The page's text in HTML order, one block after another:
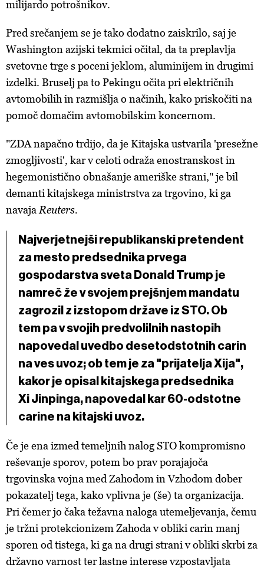
milijardo potrošnikov.
Pred srečanjem se je tako dodatno zaiskrilo, saj je
Washington azijski tekmici očital, da ta preplavlja
svetovne trge s poceni jeklom, aluminijem in drugimi
izdelki. Bruselj pa to Pekingu očita pri električnih
avtomobilih in razmišlja o načinih, kako priskočiti na
pomoč domačim avtomobilskim koncernom.
"ZDA napačno trdijo, da je Kitajska ustvarila 'presežne
zmogljivosti', kar v celoti odraža enostranskost in
hegemonistično obnašanje ameriške strani," je bil
demanti kitajskega ministrstva za trgovino, ki ga
navaja Reuters.
Najverjetnejši republikanski pretendent
za mesto predsednika prvega
gospodarstva sveta Donald Trump je
namreč že v svojem prejšnjem mandatu
zagrozil z izstopom države iz STO. Ob
tem pa v svojih predvolilnih nastopih
napovedal uvedbo desetodstotnih carin
na ves uvoz; ob tem je za "prijatelja Xija",
kakor je opisal kitajskega predsednika
Xi Jinpinga, napovedal kar 60-odstotne
carine na kitajski uvoz.
Če je ena izmed temeljnih nalog STO kompromisno
reševanje sporov, potem bo prav porajajoča
trgovinska vojna med Zahodom in Vzhodom dober
pokazatelj tega, kako vplivna je (še) ta organizacija.
Pri čemer jo čaka težavna naloga utemeljevanja, čemu
je tržni protekcionizem Zahoda v obliki carin manj
sporen od tistega, ki ga na drugi strani v obliki skrbi za
državno varnost ter lastne interese vzpostavljata